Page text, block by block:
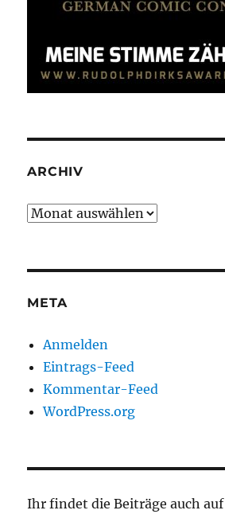
ARCHIV
Archiv
META
Anmelden
Eintrags-Feed
Kommentar-Feed
WordPress.org
Ihr findet die Beiträge auch auf